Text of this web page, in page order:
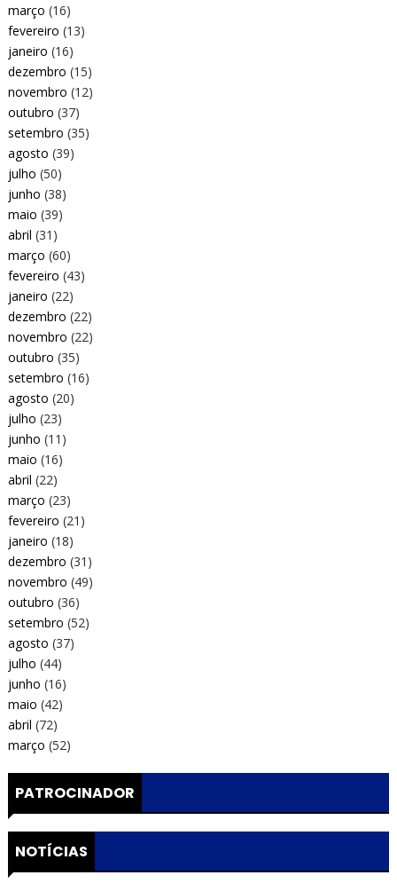
março (16)
fevereiro (13)
janeiro (16)
dezembro (15)
novembro (12)
outubro (37)
setembro (35)
agosto (39)
julho (50)
junho (38)
maio (39)
abril (31)
março (60)
fevereiro (43)
janeiro (22)
dezembro (22)
novembro (22)
outubro (35)
setembro (16)
agosto (20)
julho (23)
junho (11)
maio (16)
abril (22)
março (23)
fevereiro (21)
janeiro (18)
dezembro (31)
novembro (49)
outubro (36)
setembro (52)
agosto (37)
julho (44)
junho (16)
maio (42)
abril (72)
março (52)
PATROCINADOR
NOTÍCIAS